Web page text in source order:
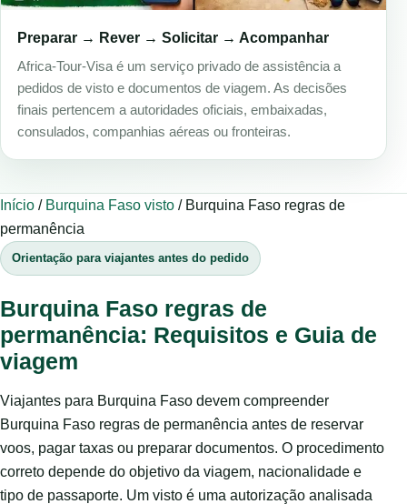
Preparar → Rever → Solicitar → Acompanhar
Africa-Tour-Visa é um serviço privado de assistência a
pedidos de visto e documentos de viagem. As decisões
finais pertencem a autoridades oficiais, embaixadas,
consulados, companhias aéreas ou fronteiras.
Início / Burquina Faso visto / Burquina Faso regras de
permanência
Orientação para viajantes antes do pedido
Burquina Faso regras de
permanência: Requisitos e Guia de
viagem
Viajantes para Burquina Faso devem compreender
Burquina Faso regras de permanência antes de reservar
voos, pagar taxas ou preparar documentos. O procedimento
correto depende do objetivo da viagem, nacionalidade e
tipo de passaporte. Um visto é uma autorização analisada